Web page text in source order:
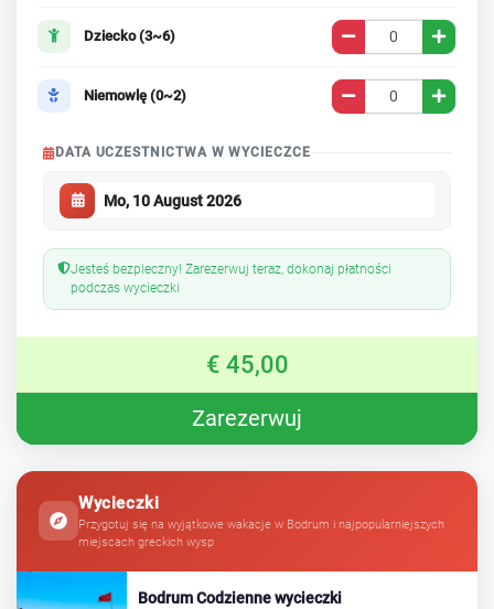
Dziecko (3~6)
Niemowlę (0~2)
DATA UCZESTNICTWA W WYCIECZCE
Jesteś bezpieczny! Zarezerwuj teraz, dokonaj płatności
podczas wycieczki
€ 45,00
Zarezerwuj
Wycieczki
Przygotuj się na wyjątkowe wakacje w Bodrum i najpopularniejszych
miejscach greckich wysp
Bodrum Codzienne wycieczki